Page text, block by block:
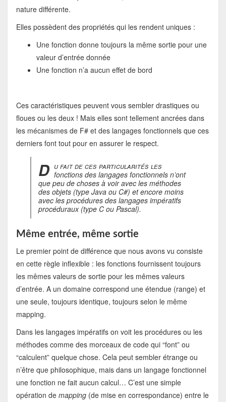
nature différente.
Elles possèdent des propriétés qui les rendent uniques :
Une fonction donne toujours la même sortie pour une
valeur d’entrée donnée
Une fonction n’a aucun effet de bord
Ces caractéristiques peuvent vous sembler drastiques ou
floues ou les deux ! Mais elles sont tellement ancrées dans
les mécanismes de F# et des langages fonctionnels que ces
derniers font tout pour en assurer le respect.
D u fait de ces particularités les
fonctions des langages fonctionnels n’ont
que peu de choses à voir avec les méthodes
des objets (type Java ou C#) et encore moins
avec les procédures des langages impératifs
procéduraux (type C ou Pascal).
Même entrée, même sortie
Le premier point de différence que nous avons vu consiste
en cette règle inflexible : les fonctions fournissent toujours
les mêmes valeurs de sortie pour les mêmes valeurs
d’entrée. A un domaine correspond une étendue (range) et
une seule, toujours identique, toujours selon le même
mapping.
Dans les langages impératifs on voit les procédures ou les
méthodes comme des morceaux de code qui “font” ou
“calculent” quelque chose. Cela peut sembler étrange ou
n’être que philosophique, mais dans un langage fonctionnel
une fonction ne fait aucun calcul… C’est une simple
opération de mapping(de mise en correspondance) entre le